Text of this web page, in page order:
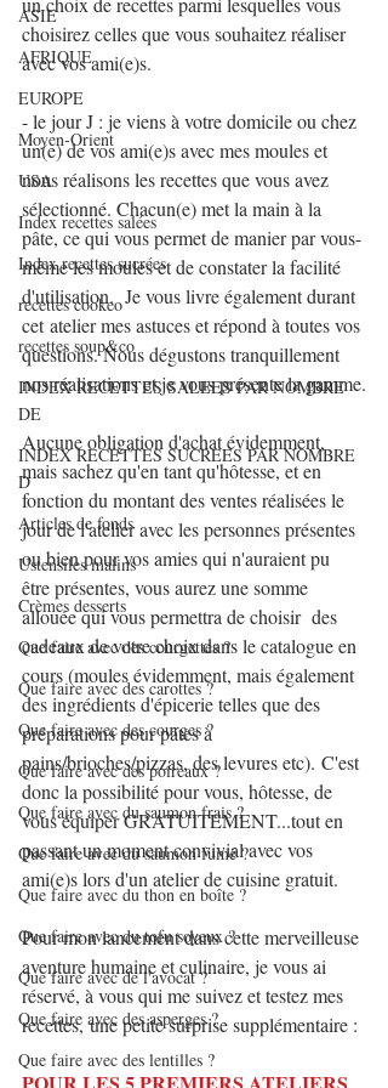
ASIE
AFRIQUE
EUROPE
Moyen-Orient
USA
Index recettes salées
Index recettes sucrées
recettes cookeo
recettes soup&co
INDEX RECETTES SALEES PAR NOMBRE
DE
INDEX RECETTES SUCREES PAR NOMBRE
D
Articles de fonds
Ustensiles malins
Crèmes desserts
Que faire avec des courgettes ?
Que faire avec des carottes ?
Que faire avec des courges ?
Que faire avec des poireaux ?
Que faire avec du saumon frais ?
Que faire avec du saumon fumé ?
Que faire avec du thon en boîte ?
Que faire avec du tofu soyeux ?
Que faire avec de l'avocat ?
Que faire avec des asperges ?
Que faire avec des lentilles ?
choisirez celles que vous souhaitez réaliser
avec vos ami(e)s.
- le jour J : je viens à votre domicile ou chez
un(e) de vos ami(e)s avec mes moules et
nous réalisons les recettes que vous avez
sélectionné. Chacun(e) met la main à la
pâte, ce qui vous permet de manier par vous-
même les moules et de constater la facilité
d'utilisation.  Je vous livre également durant
cet atelier mes astuces et répond à toutes vos
questions. Nous dégustons tranquillement
nos réalisations et je vous présente la gamme.
Aucune obligation d'achat évidemment,
mais sachez qu'en tant qu'hôtesse, et en
fonction du montant des ventes réalisées le
jour de l'atelier avec les personnes présentes
ou bien pour vos amies qui n'auraient pu
être présentes, vous aurez une somme
allouée qui vous permettra de choisir  des
cadeaux de votre choix dans le catalogue en
cours (moules évidemment, mais également
des ingrédients d'épicerie telles que des
préparations pour pâtes à
pains/brioches/pizzas, des levures etc). C'est
donc la possibilité pour vous, hôtesse, de
vous équiper GRATUITEMENT...tout en
passant un moment convivial avec vos
ami(e)s lors d'un atelier de cuisine gratuit.
Pour mon lancement dans cette merveilleuse
aventure humaine et culinaire, je vous ai
réservé, à vous qui me suivez et testez mes
recettes, une petite surprise supplémentaire :